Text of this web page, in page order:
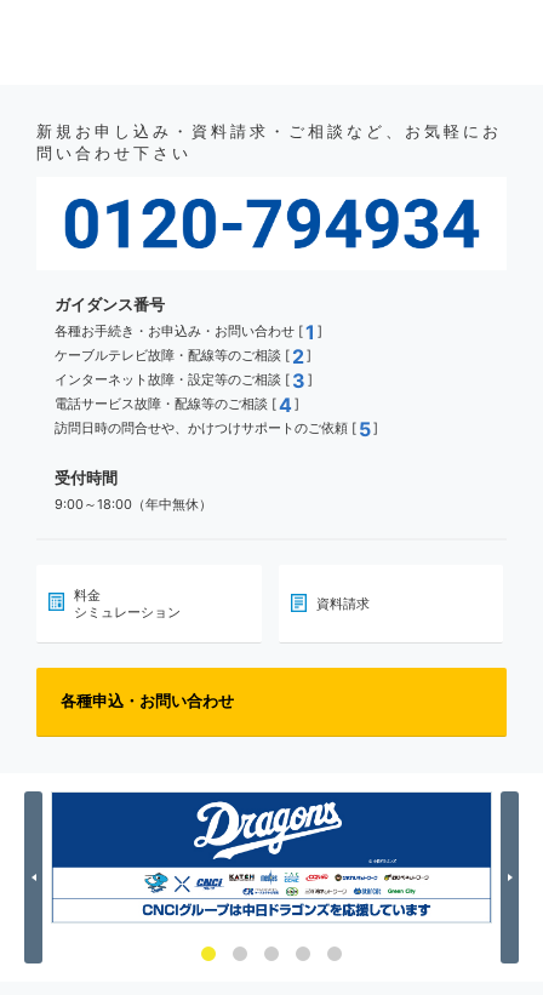
新規お申し込み・資料請求・ご相談など、お気軽にお
問い合わせ下さい
ガイダンス番号
各種お手続き・お申込み・お問い合わせ [1 ]
ケーブルテレビ故障・配線等のご相談 [ 2]
インターネット故障・設定等のご相談 [ 3 ]
電話サービス故障・配線等のご相談 [4]
訪問日時の問合せや、かけつけサポートのご依頼 [ 5]
受付時間
9:00～18:00（年中無休）
料金
シミュレーション
資料請求
各種申込・お問い合わせ
Previous Next